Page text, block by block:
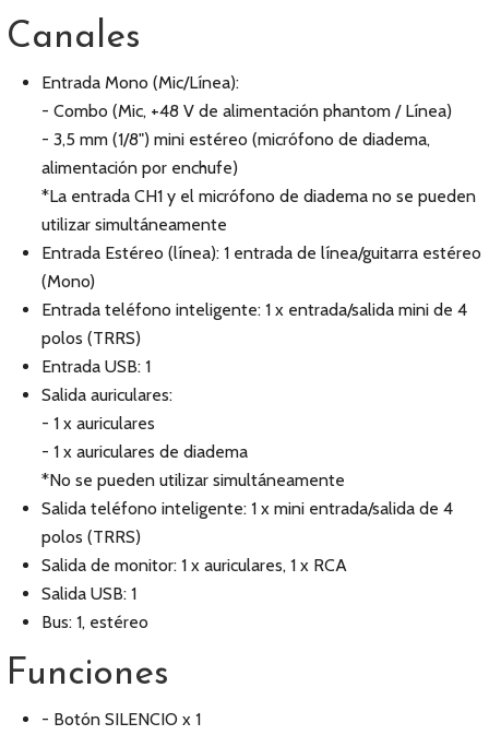
Canales
Entrada Mono (Mic/Línea):
- Combo (Mic, +48 V de alimentación phantom / Línea)
- 3,5 mm (1/8") mini estéreo (micrófono de diadema,
alimentación por enchufe)
*La entrada CH1 y el micrófono de diadema no se pueden
utilizar simultáneamente
Entrada Estéreo (línea): 1 entrada de línea/guitarra estéreo
(Mono)
Entrada teléfono inteligente: 1 x entrada/salida mini de 4
polos (TRRS)
Entrada USB: 1
Salida auriculares:
- 1 x auriculares
- 1 x auriculares de diadema
*No se pueden utilizar simultáneamente
Salida teléfono inteligente: 1 x mini entrada/salida de 4
polos (TRRS)
Salida de monitor: 1 x auriculares, 1 x RCA
Salida USB: 1
Bus: 1, estéreo
Funciones
- Botón SILENCIO x 1